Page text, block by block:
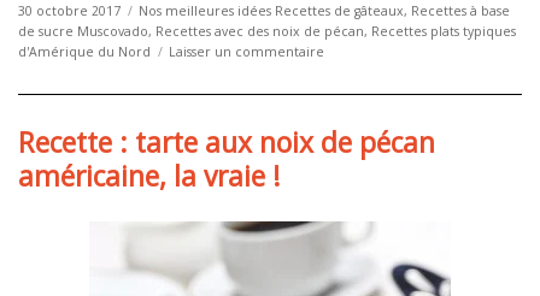
Publié
le
30 octobre 2017 Catégories
Nos meilleures idées Recettes de gâteaux, Recettes à base
de sucre Muscovado, Recettes avec des noix de pécan, Recettes plats typiques
d'Amérique du Nord
Laisser un commentaire
:
blondies
américains
Recette : tarte aux noix de pécan
américaine, la vraie !